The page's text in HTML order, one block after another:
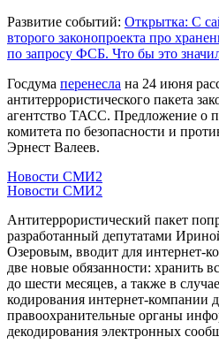
Развитие событий: Открытка: С
второго законопроекта про
по запросу ФСБ. Что бы это
Госдума перенесла на 24 июня
антитеррористического пакета
агентство ТАСС. Предложение о
комитета по безопасности и
Эрнест Валеев.
Новости СМИ2
Новости СМИ2
Антитеррористический пакет
разработанный депутатами
Озеровым, вводит для интернет-
две новые обязанности: хранить
до шести месяцев, а также в
кодирования интернет-компании
правоохранительные органы
декодирования электронных